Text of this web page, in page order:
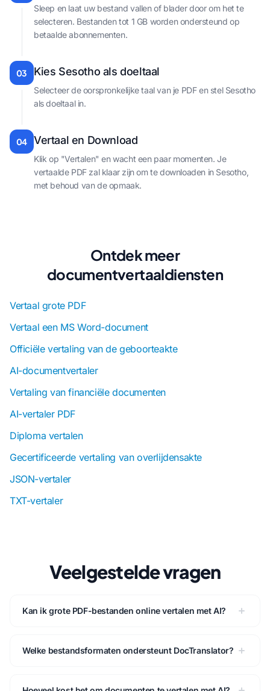
Sleep en laat uw bestand vallen of blader door om het te
selecteren. Bestanden tot 1 GB worden ondersteund op
betaalde abonnementen.
03 Kies Sesotho als doeltaal
Selecteer de oorspronkelijke taal van je PDF en stel Sesotho
als doeltaal in.
04 Vertaal en Download
Klik op "Vertalen" en wacht een paar momenten. Je
vertaalde PDF zal klaar zijn om te downloaden in Sesotho,
met behoud van de opmaak.
Ontdek meer
documentvertaaldiensten
Vertaal grote PDF
Vertaal een MS Word-document
Officiële vertaling van de geboorteakte
AI-documentvertaler
Vertaling van financiële documenten
AI-vertaler PDF
Diploma vertalen
Gecertificeerde vertaling van overlijdensakte
JSON-vertaler
TXT-vertaler
Veelgestelde vragen
Kan ik grote PDF-bestanden online vertalen met AI?
Welke bestandsformaten ondersteunt DocTranslator?